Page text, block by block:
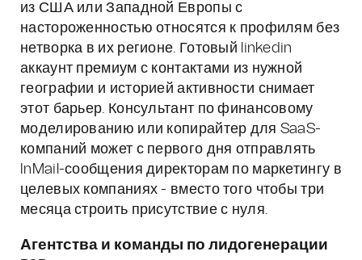
из США или Западной Европы с
настороженностью относятся к профилям без
нетворка в их регионе. Готовый linkedin
аккаунт премиум с контактами из нужной
географии и историей активности снимает
этот барьер. Консультант по финансовому
моделированию или копирайтер для SaaS-
компаний может с первого дня отправлять
InMail-сообщения директорам по маркетингу в
целевых компаниях - вместо того чтобы три
месяца строить присутствие с нуля.
Агентства и команды по лидогенерации